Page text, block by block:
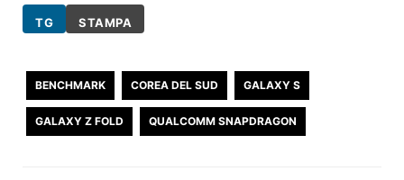
TG STAMPA
BENCHMARK COREA DEL SUD GALAXY S
GALAXY Z FOLD QUALCOMM SNAPDRAGON